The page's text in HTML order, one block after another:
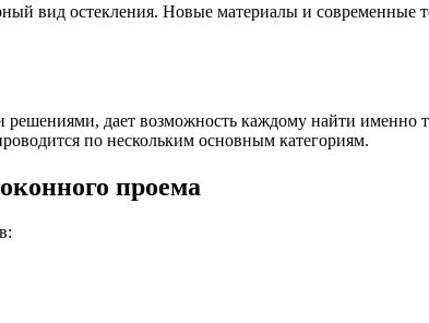
вид остекления. Новые материалы и современные
дает возможность каждому найти именно
по нескольким основным категориям.
проема